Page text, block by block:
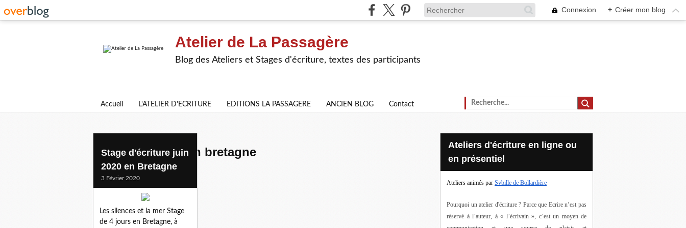
Connexion + Créer mon blog
Atelier de La Passagère
Blog des Ateliers et Stages d'écriture, textes des participants
Accueil L'ATELIER D'ECRITURE EDITIONS LA PASSAGERE ANCIEN BLOG Contact
stage d'ecriture en bretagne
Stage d'écriture juin
2020 en Bretagne
3 Février 2020
Les silences et la mer Stage
de 4 jours en Bretagne, à
Ateliers d'écriture en ligne ou
en présentiel
Ateliers animés par Sybille de Bollardière
Pourquoi un atelier d'écriture ? Parce que Ecrire n’est pas
réservé à l’auteur, à « l’écrivain », c’est un moyen de